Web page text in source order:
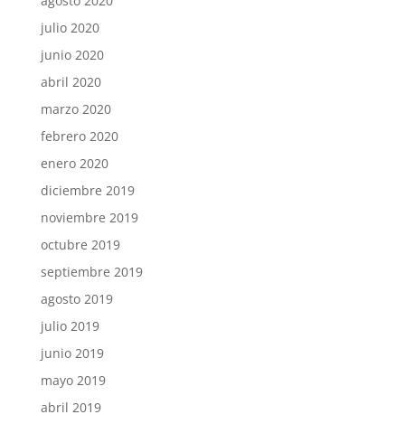
julio 2020
junio 2020
abril 2020
marzo 2020
febrero 2020
enero 2020
diciembre 2019
noviembre 2019
octubre 2019
septiembre 2019
agosto 2019
julio 2019
junio 2019
mayo 2019
abril 2019